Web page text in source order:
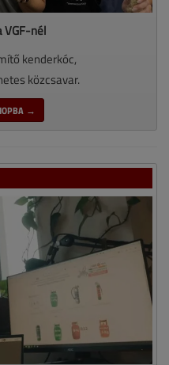
VGF-nél
kenderkóc,
közcsavar.
→